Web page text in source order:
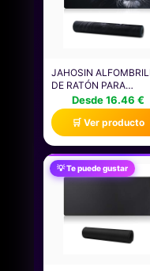
JAHOSIN
DE RATÓN PARA
JUEGOS BORDES
COSIDOS,
ALFOMBRILLA DE
RATÓN EXTENDIDA
[70X30CM] CON
DE GOMA NATURAL
ANTIDESLIZANTE
JUGADORES/
Desde 16.46 €
🛒 Ver producto
💡 Te puede gustar